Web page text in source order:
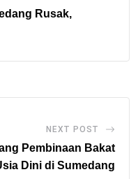
Rusak,
NEXT POST
Pembinaan Bakat
Dini di Sumedang